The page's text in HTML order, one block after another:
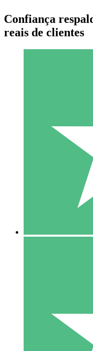
Pacotes de
Pague conforme o
Confiança
reais de clientes